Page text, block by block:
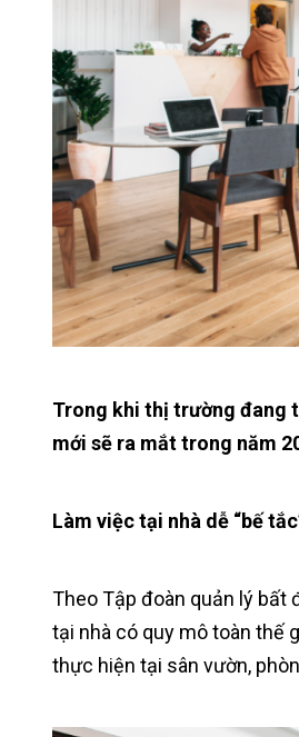
Trong khi thị trường đang
mới sẽ ra mắt trong năm
Làm việc tại nhà dễ “bế
Theo Tập đoàn quản lý bất
tại nhà có quy mô toàn thế
thực hiện tại sân vườn,